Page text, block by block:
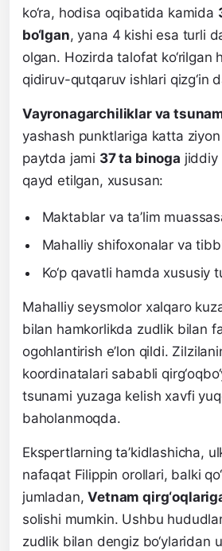
ko‘ra, hodisa oqibatida kamida
bo‘lgan, yana 4 kishi esa turli
olgan. Hozirda talofat ko‘rilgan
qidiruv-qutqaruv ishlari qizg‘in
Vayronagarchiliklar va
yashash punktlariga katta
paytda jami 37 ta binoga jiddiy
qayd etilgan, xususan:
Maktablar va ta’lim
Mahalliy shifoxonalar va
Ko‘p qavatli hamda xususiy
Mahalliy seysmolor xalqaro
bilan hamkorlikda zudlik bilan
ogohlantirish e’lon qildi.
koordinatalari sababli
tsunami yuzaga kelish xavfi
baholanmoqda.
Ekspertlarning ta’kidlashicha,
nafaqat Filippin orollari, balki
jumladan,Vetnam
solishi mumkin. Ushbu
zudlik bilan dengiz bo‘ylaridan